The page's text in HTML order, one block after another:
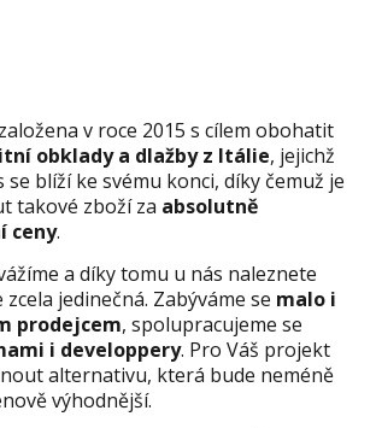
v roce 2015 s cílem obohatit
obklady a dlažby z Itálie, jejichž
blíží ke svému konci, díky čemuž je
takové zboží za absolutně
ceny.
a díky tomu u nás naleznete
jedinečná. Zabýváme se malo i
prodejcem, spolupracujeme se
i developpery. Pro Váš projekt
alternativu, která bude neméně
výhodnější.